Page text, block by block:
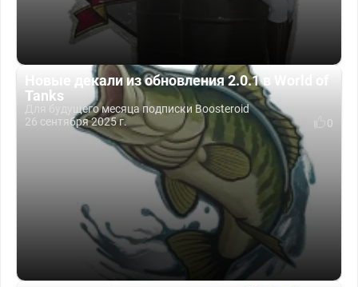
Новые декали из обновления 2.0.1 в World of
Tanks
Для будущего месяца подписки Boosteroid
26 сентября 2025 г.
0